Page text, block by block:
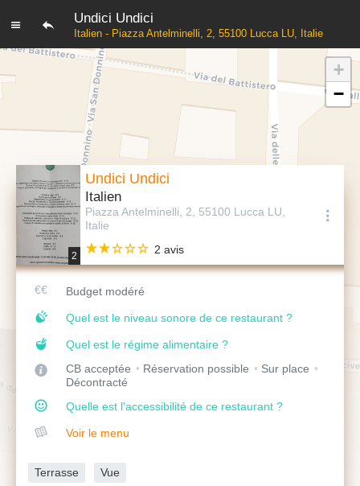
Undici Undici
Italien - Piazza Antelminelli, 2, 55100 Lucca LU, Italie
2
Undici Undici
Italien
Piazza Antelminelli, 2, 55100 Lucca LU,
Italie
2 avis
Budget modéré
Quel est le niveau sonore de ce restaurant ?
Quel est le régime alimentaire ?
CB acceptée
Réservation possible
Sur place
Décontracté
Quelle est l'accessibilité de ce restaurant ?
Voir le menu
Terrasse Vue
+
−